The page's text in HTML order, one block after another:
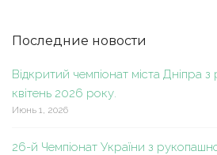
Последние новости
Відкритий чемпіонат міста
квітень 2026 року.
Июнь 1, 2026
26-й Чемпіонат України з